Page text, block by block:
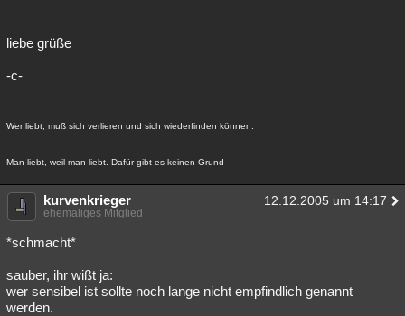
liebe grüße
-c-
Wer liebt, muß sich verlieren und sich wiederfinden können.
Man liebt, weil man liebt. Dafür gibt es keinen Grund
kurvenkrieger 12.12.2005 um 14:17
ehemaliges Mitglied
*schmacht*
sauber, ihr wißt ja:
wer sensibel ist sollte noch lange nicht empfindlich genannt
werden.